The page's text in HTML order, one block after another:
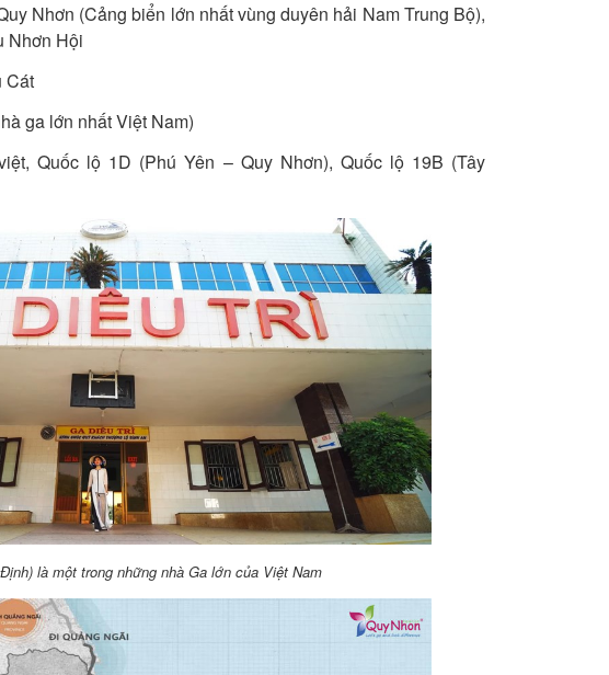
Nhơn (Cảng biển lớn nhất vùng duyên hải Nam Trung Bộ),
Nhơn Hội
Cát
ga lớn nhất Việt Nam)
Quốc lộ 1D (Phú Yên – Quy Nhơn), Quốc lộ 19B (Tây
là một trong những nhà Ga lớn của Việt Nam